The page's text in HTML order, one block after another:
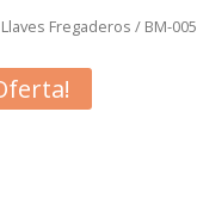
Llaves Fregaderos / BM-005